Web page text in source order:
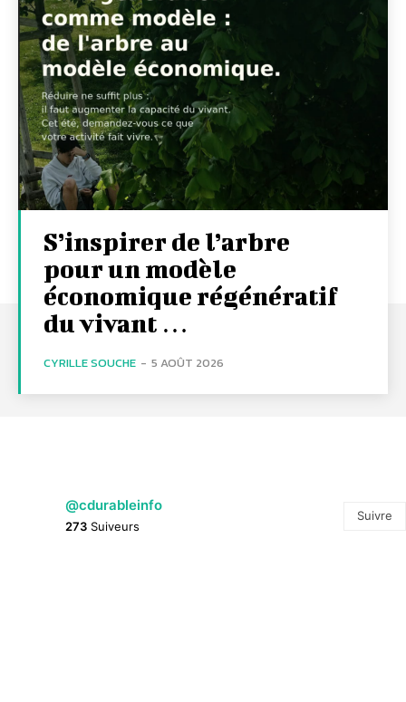
S’inspirer de l’arbre
pour un modèle
économique régénératif
du vivant …
CYRILLE SOUCHE - 5 AOÛT 2026
@cdurableinfo
273 Suiveurs
Suivre